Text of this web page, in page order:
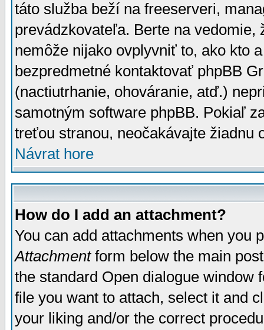
táto služba beží na freeserveri,
prevádzkovateľa. Berte na vedomie,
nemôže nijako ovplyvniť to, ako kto
bezpredmetné kontaktovať phpBB
(nactiutrhanie, ohováranie, atď.)
samotným software phpBB. Pokiaľ
treťou stranou, neočakávajte žiadnu
Návrat hore
How do I add an attachment?
You can add attachments when you
Attachmentform below the main
the standard Open dialogue window
file you want to attach, select it and
your liking and/or the correct